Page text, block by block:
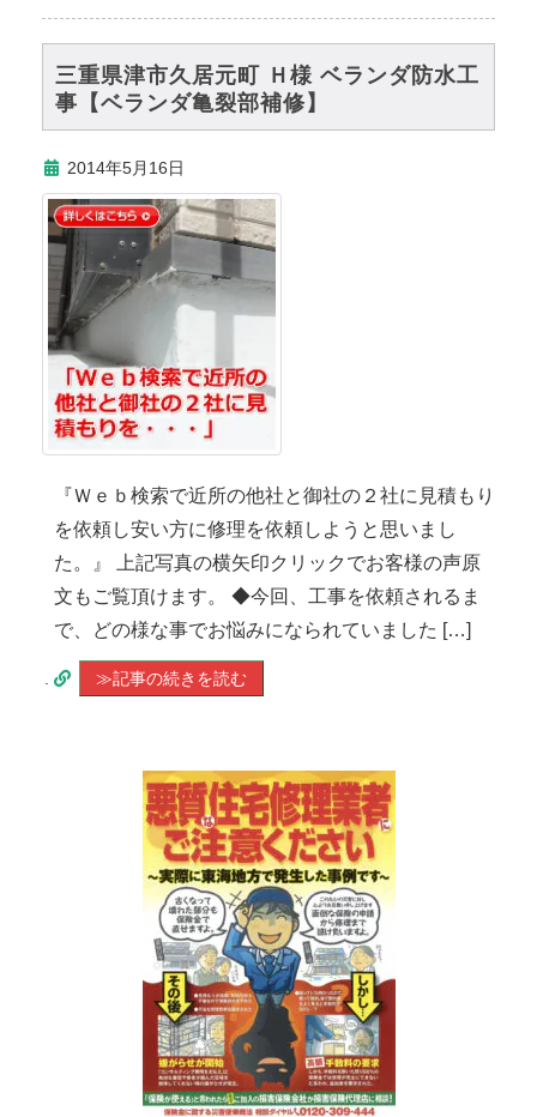
三重県津市久居元町 Ｈ様 ベランダ防水工
事【ベランダ亀裂部補修】
2014年5月16日
『Ｗｅｂ検索で近所の他社と御社の２社に見積もり
を依頼し安い方に修理を依頼しようと思いまし
た。』 上記写真の横矢印クリックでお客様の声原
文もご覧頂けます。 ◆今回、工事を依頼されるま
で、どの様な事でお悩みになられていました […]
≫記事の続きを読む